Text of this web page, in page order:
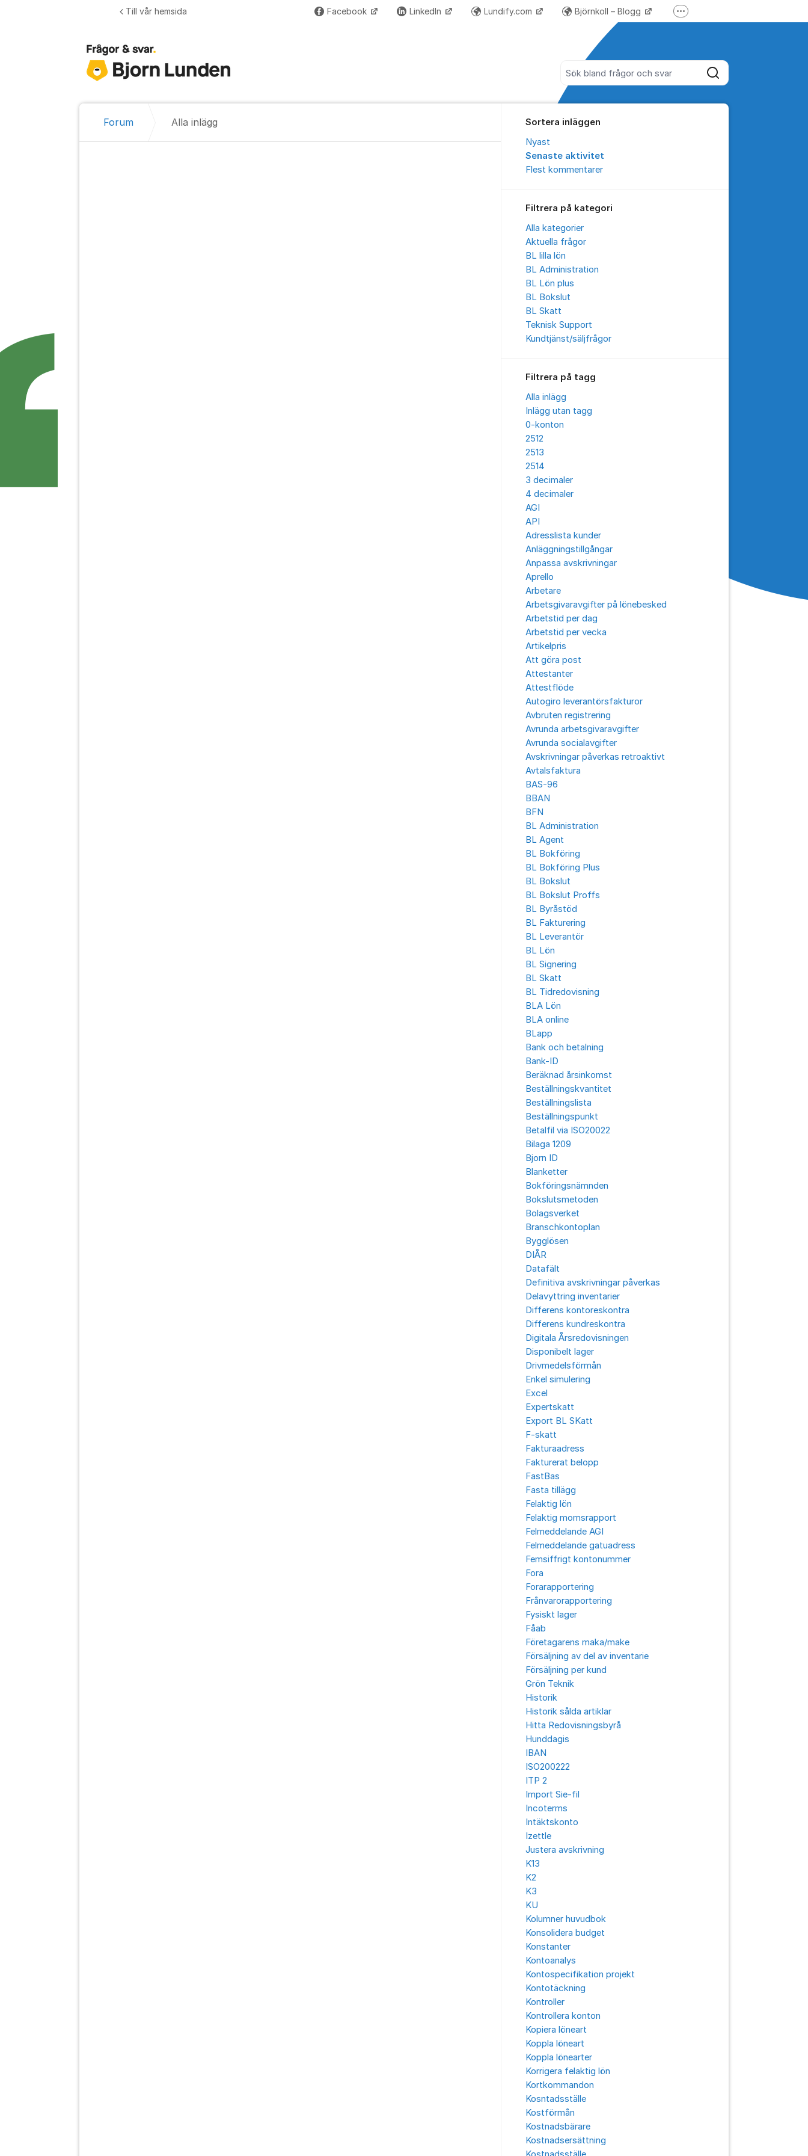
Sök bland alla inlägg
Sök
Till vår hemsida Facebook LinkedIn Lundify.com Björnkoll – Blogg Fler supportlänkar
Forum Alla inlägg
Sortera inläggen
Nyast
Senaste aktivitet
Flest kommentarer
Filtrera på kategori
Alla kategorier
Aktuella frågor
BL lilla lön
BL Administration
BL Lön plus
BL Bokslut
BL Skatt
Teknisk Support
Kundtjänst/säljfrågor
Filtrera på tagg
Alla inlägg
Inlägg utan tagg
0-konton
2512
2513
2514
3 decimaler
4 decimaler
AGI
API
Adresslista kunder
Anläggningstillgångar
Anpassa avskrivningar
Aprello
Arbetare
Arbetsgivaravgifter på lönebesked
Arbetstid per dag
Arbetstid per vecka
Artikelpris
Att göra post
Attestanter
Attestflöde
Autogiro leverantörsfakturor
Avbruten registrering
Avrunda arbetsgivaravgifter
Avrunda socialavgifter
Avskrivningar påverkas retroaktivt
Avtalsfaktura
BAS-96
BBAN
BFN
BL Administration
BL Agent
BL Bokföring
BL Bokföring Plus
BL Bokslut
BL Bokslut Proffs
BL Byråstöd
BL Fakturering
BL Leverantör
BL Lön
BL Signering
BL Skatt
BL Tidredovisning
BLA Lön
BLA online
BLapp
Bank och betalning
Bank-ID
Beräknad årsinkomst
Beställningskvantitet
Beställningslista
Beställningspunkt
Betalfil via ISO20022
Bilaga 1209
Bjorn ID
Blanketter
Bokföringsnämnden
Bokslutsmetoden
Bolagsverket
Branschkontoplan
Bygglösen
DIÅR
Datafält
Definitiva avskrivningar påverkas
Delavyttring inventarier
Differens kontoreskontra
Differens kundreskontra
Digitala Årsredovisningen
Disponibelt lager
Drivmedelsförmån
Enkel simulering
Excel
Expertskatt
Export BL SKatt
F-skatt
Fakturaadress
Fakturerat belopp
FastBas
Fasta tillägg
Felaktig lön
Felaktig momsrapport
Felmeddelande AGI
Felmeddelande gatuadress
Femsiffrigt kontonummer
Fora
Forarapportering
Frånvarorapportering
Fysiskt lager
Fåab
Företagarens maka/make
Försäljning av del av inventarie
Försäljning per kund
Grön Teknik
Historik
Historik sålda artiklar
Hitta Redovisningsbyrå
Hunddagis
IBAN
ISO200222
ITP 2
Import Sie-fil
Incoterms
Intäktskonto
Izettle
Justera avskrivning
K13
K2
K3
KU
Kolumner huvudbok
Konsolidera budget
Konstanter
Kontoanalys
Kontospecifikation projekt
Kontotäckning
Kontroller
Kontrollera konton
Kopiera löneart
Koppla löneart
Koppla lönearter
Korrigera felaktig lön
Kortkommandon
Kosntadsställe
Kostförmån
Kostnadsbärare
Kostnadsersättning